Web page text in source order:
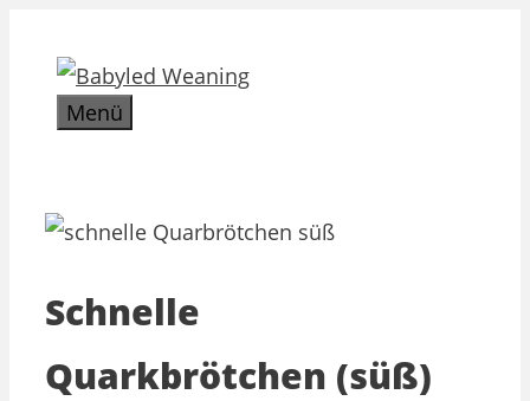
Inhalt
springenMenü
Schnelle
Quarkbrötchen (süß)